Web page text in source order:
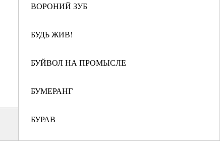
ВОРОНИЙ ЗУБ
БУДЬ ЖИВ!
БУЙВОЛ НА ПРОМЫСЛЕ
БУМЕРАНГ
БУРАВ